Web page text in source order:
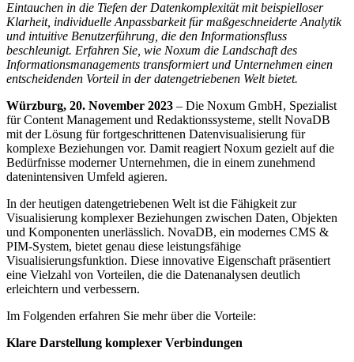
Eintauchen in die Tiefen der Datenkomplexität mit beispielloser
Klarheit, individuelle Anpassbarkeit für maßgeschneiderte Analytik
und intuitive Benutzerführung, die den Informationsfluss
beschleunigt. Erfahren Sie, wie Noxum die Landschaft des
Informationsmanagements transformiert und Unternehmen einen
entscheidenden Vorteil in der datengetriebenen Welt bietet.
Würzburg, 20. November 2023 – Die Noxum GmbH, Spezialist
für Content Management und Redaktionssysteme, stellt NovaDB
mit der Lösung für fortgeschrittenen Datenvisualisierung für
komplexe Beziehungen vor. Damit reagiert Noxum gezielt auf die
Bedürfnisse moderner Unternehmen, die in einem zunehmend
datenintensiven Umfeld agieren.
In der heutigen datengetriebenen Welt ist die Fähigkeit zur
Visualisierung komplexer Beziehungen zwischen Daten, Objekten
und Komponenten unerlässlich. NovaDB, ein modernes CMS &
PIM-System, bietet genau diese leistungsfähige
Visualisierungsfunktion. Diese innovative Eigenschaft präsentiert
eine Vielzahl von Vorteilen, die die Datenanalysen deutlich
erleichtern und verbessern.
Im Folgenden erfahren Sie mehr über die Vorteile:
Klare Darstellung komplexer Verbindungen